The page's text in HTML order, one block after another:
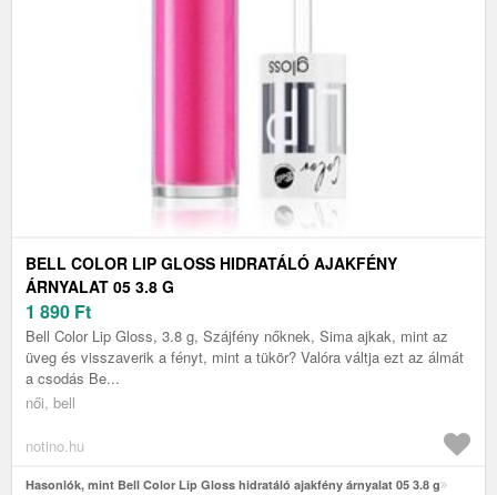
BELL COLOR LIP GLOSS HIDRATÁLÓ AJAKFÉNY
ÁRNYALAT 05 3.8 G
1 890 Ft
Bell Color Lip Gloss, 3.8 g, Szájfény nőknek, Sima ajkak, mint az
üveg és visszaverik a fényt, mint a tükör? Valóra váltja ezt az álmát
a csodás Be...
női, bell
notino.hu
Hasonlók, mint Bell Color Lip Gloss hidratáló ajakfény árnyalat 05 3.8 g